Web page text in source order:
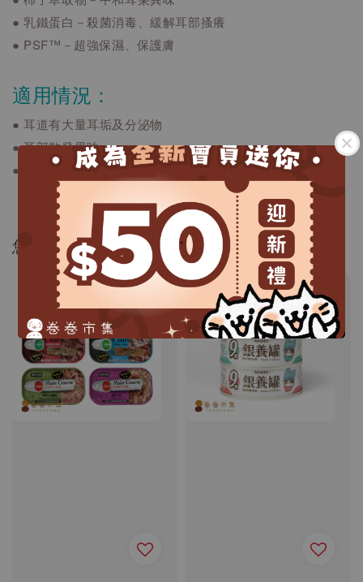
.
● 乳鐵蛋白－殺菌消毒、緩解耳部搔癢
● PSF™－超強保濕、保護膚
適用情況：
● 耳道有大量耳垢及分泌物
● 耳部散發異味
● 經常搖頭搔耳
您可能還喜歡...